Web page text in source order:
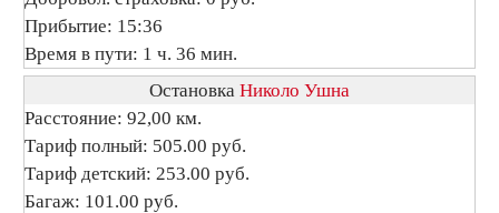
Прибытие: 15:36
Время в пути: 1 ч. 36 мин.
Остановка Николо Ушна
Расстояние: 92,00 км.
Тариф полный: 505.00 руб.
Тариф детский: 253.00 руб.
Багаж: 101.00 руб.